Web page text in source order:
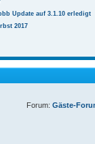
Update auf 3.1.10 erledigt
2017
Forum: Gäste-